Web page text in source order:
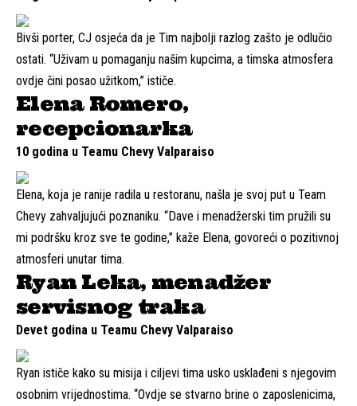
Bivši porter, CJ osjeća da je Tim najbolji razlog zašto je odlučio
ostati. “Uživam u pomaganju našim kupcima, a timska atmosfera
ovdje čini posao užitkom,” ističe.
Elena Romero,
recepcionarka
10 godina u Teamu Chevy Valparaiso
Elena, koja je ranije radila u restoranu, našla je svoj put u Team
Chevy zahvaljujući poznaniku. “Dave i menadžerski tim pružili su
mi podršku kroz sve te godine,” kaže Elena, govoreći o pozitivnoj
atmosferi unutar tima.
Ryan Leka, menadžer
servisnog traka
Devet godina u Teamu Chevy Valparaiso
Ryan ističe kako su misija i ciljevi tima usko usklađeni s njegovim
osobnim vrijednostima. “Ovdje se stvarno brine o zaposlenicima,